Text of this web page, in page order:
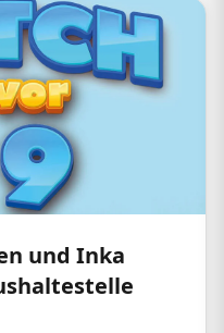
und Inka